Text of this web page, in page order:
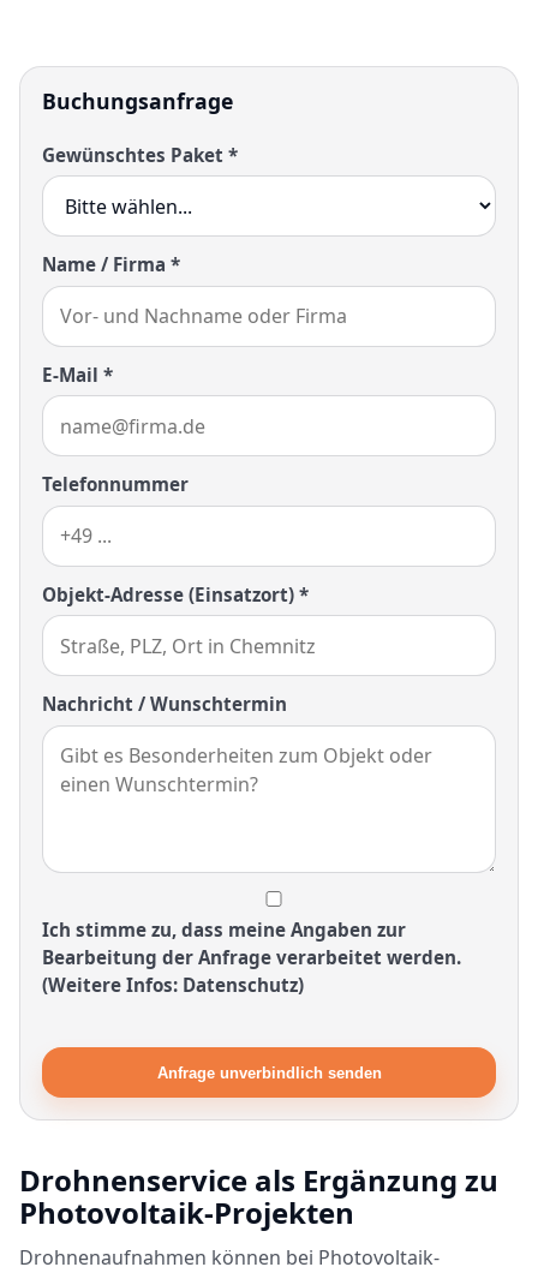
Buchungsanfrage
Gewünschtes Paket *
Name / Firma *
E-Mail *
Telefonnummer
Objekt-Adresse (Einsatzort) *
Nachricht / Wunschtermin
Ich stimme zu, dass meine Angaben zur
Bearbeitung der Anfrage verarbeitet werden.
(Weitere Infos: Datenschutz)
Anfrage unverbindlich senden
Drohnenservice als Ergänzung zu
Photovoltaik-Projekten
Drohnenaufnahmen können bei Photovoltaik-